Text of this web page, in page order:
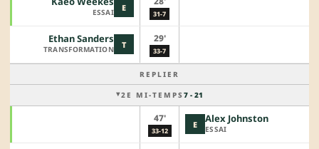
E
ESSAI 31-7
T
Ethan Sanders
TRANSFORMATION
29'
33-7
REPLIER
2E MI-TEMPS 7 - 21
47'
33-12
E Alex Johnston
ESSAI